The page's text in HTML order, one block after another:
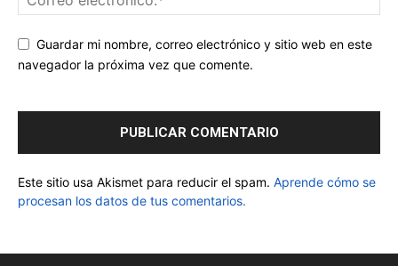
Guardar mi nombre, correo electrónico y sitio web en este
navegador la próxima vez que comente.
Este sitio usa Akismet para reducir el spam. Aprende cómo se
procesan los datos de tus comentarios.